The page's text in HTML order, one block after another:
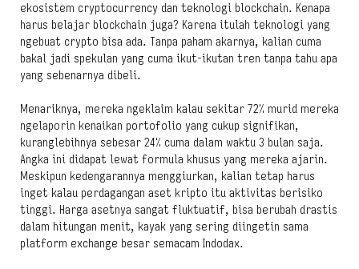
ekosistem cryptocurrency dan teknologi blockchain. Kenapa
harus belajar blockchain juga? Karena itulah teknologi yang
ngebuat crypto bisa ada. Tanpa paham akarnya, kalian cuma
bakal jadi spekulan yang cuma ikut-ikutan tren tanpa tahu apa
yang sebenarnya dibeli.
Menariknya, mereka ngeklaim kalau sekitar 72% murid mereka
ngelaporin kenaikan portofolio yang cukup signifikan,
kuranglebihnya sebesar 24% cuma dalam waktu 3 bulan saja.
Angka ini didapat lewat formula khusus yang mereka ajarin.
Meskipun kedengarannya menggiurkan, kalian tetap harus
inget kalau perdagangan aset kripto itu aktivitas berisiko
tinggi. Harga asetnya sangat fluktuatif, bisa berubah drastis
dalam hitungan menit, kayak yang sering diingetin sama
platform exchange besar semacam Indodax.